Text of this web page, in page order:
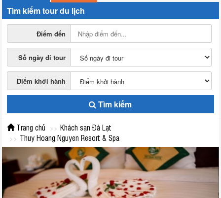
Tìm kiếm tour du lịch
Điểm đến
Số ngày đi tour
Điểm khởi hành
Tìm kiếm
Trang chủ
Khách sạn Đà Lạt
Thuy Hoang Nguyen Resort & Spa